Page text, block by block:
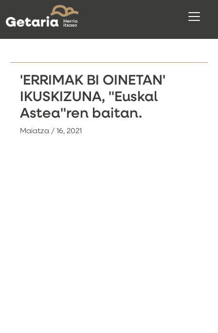
'ERRIMAK BI OINETAN'
IKUSKIZUNA, "Euskal
Astea"ren baitan.
Maiatza / 16, 2021